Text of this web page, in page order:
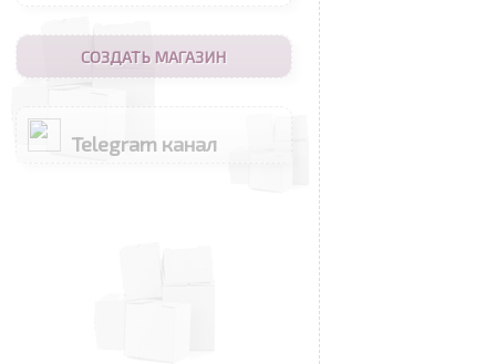
СОЗДАТЬ МАГАЗИН
Telegram канал